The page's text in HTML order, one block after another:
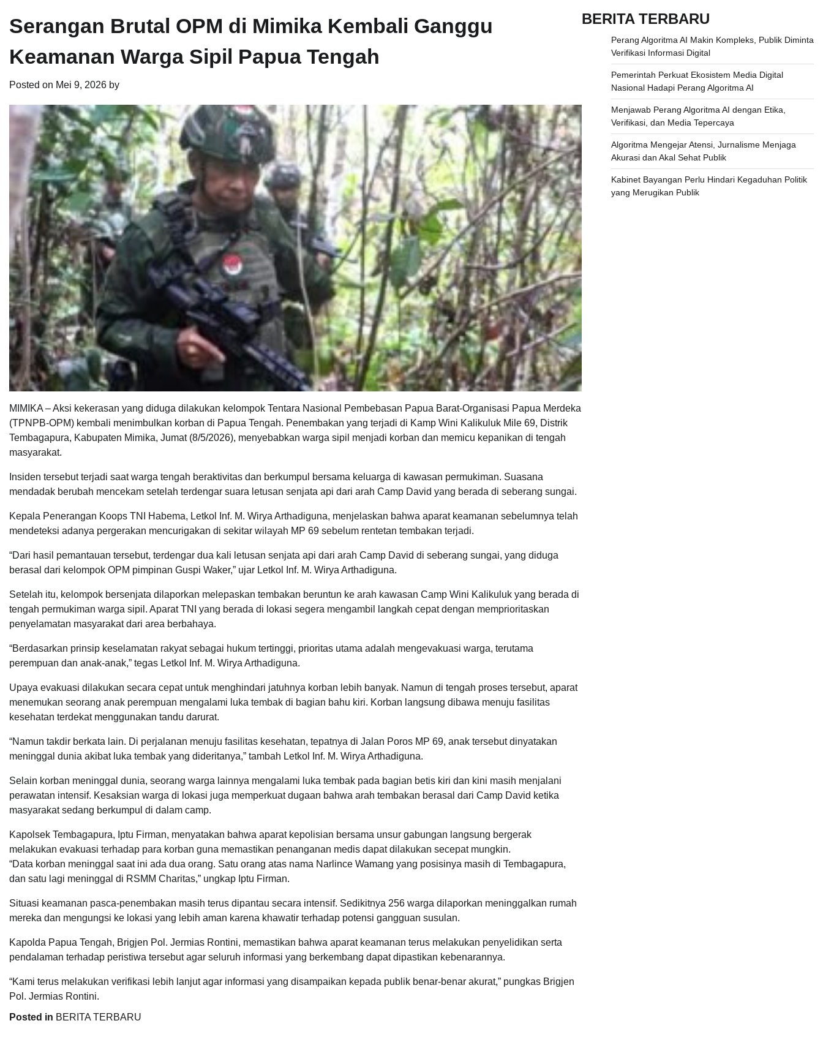
Serangan Brutal OPM di Mimika Kembali Ganggu
Keamanan Warga Sipil Papua Tengah
Posted on Mei 9, 2026 by
MIMIKA – Aksi kekerasan yang diduga dilakukan kelompok Tentara Nasional Pembebasan Papua Barat-Organisasi Papua Merdeka
(TPNPB-OPM) kembali menimbulkan korban di Papua Tengah. Penembakan yang terjadi di Kamp Wini Kalikuluk Mile 69, Distrik
Tembagapura, Kabupaten Mimika, Jumat (8/5/2026), menyebabkan warga sipil menjadi korban dan memicu kepanikan di tengah
masyarakat.
Insiden tersebut terjadi saat warga tengah beraktivitas dan berkumpul bersama keluarga di kawasan permukiman. Suasana
mendadak berubah mencekam setelah terdengar suara letusan senjata api dari arah Camp David yang berada di seberang sungai.
Kepala Penerangan Koops TNI Habema, Letkol Inf. M. Wirya Arthadiguna, menjelaskan bahwa aparat keamanan sebelumnya telah
mendeteksi adanya pergerakan mencurigakan di sekitar wilayah MP 69 sebelum rentetan tembakan terjadi.
“Dari hasil pemantauan tersebut, terdengar dua kali letusan senjata api dari arah Camp David di seberang sungai, yang diduga
berasal dari kelompok OPM pimpinan Guspi Waker,” ujar Letkol Inf. M. Wirya Arthadiguna.
Setelah itu, kelompok bersenjata dilaporkan melepaskan tembakan beruntun ke arah kawasan Camp Wini Kalikuluk yang berada di
tengah permukiman warga sipil. Aparat TNI yang berada di lokasi segera mengambil langkah cepat dengan memprioritaskan
penyelamatan masyarakat dari area berbahaya.
“Berdasarkan prinsip keselamatan rakyat sebagai hukum tertinggi, prioritas utama adalah mengevakuasi warga, terutama
perempuan dan anak-anak,” tegas Letkol Inf. M. Wirya Arthadiguna.
Upaya evakuasi dilakukan secara cepat untuk menghindari jatuhnya korban lebih banyak. Namun di tengah proses tersebut, aparat
menemukan seorang anak perempuan mengalami luka tembak di bagian bahu kiri. Korban langsung dibawa menuju fasilitas
kesehatan terdekat menggunakan tandu darurat.
“Namun takdir berkata lain. Di perjalanan menuju fasilitas kesehatan, tepatnya di Jalan Poros MP 69, anak tersebut dinyatakan
meninggal dunia akibat luka tembak yang dideritanya,” tambah Letkol Inf. M. Wirya Arthadiguna.
Selain korban meninggal dunia, seorang warga lainnya mengalami luka tembak pada bagian betis kiri dan kini masih menjalani
perawatan intensif. Kesaksian warga di lokasi juga memperkuat dugaan bahwa arah tembakan berasal dari Camp David ketika
masyarakat sedang berkumpul di dalam camp.
Kapolsek Tembagapura, Iptu Firman, menyatakan bahwa aparat kepolisian bersama unsur gabungan langsung bergerak
melakukan evakuasi terhadap para korban guna memastikan penanganan medis dapat dilakukan secepat mungkin.
“Data korban meninggal saat ini ada dua orang. Satu orang atas nama Narlince Wamang yang posisinya masih di Tembagapura,
dan satu lagi meninggal di RSMM Charitas,” ungkap Iptu Firman.
Situasi keamanan pasca-penembakan masih terus dipantau secara intensif. Sedikitnya 256 warga dilaporkan meninggalkan rumah
mereka dan mengungsi ke lokasi yang lebih aman karena khawatir terhadap potensi gangguan susulan.
Kapolda Papua Tengah, Brigjen Pol. Jermias Rontini, memastikan bahwa aparat keamanan terus melakukan penyelidikan serta
pendalaman terhadap peristiwa tersebut agar seluruh informasi yang berkembang dapat dipastikan kebenarannya.
“Kami terus melakukan verifikasi lebih lanjut agar informasi yang disampaikan kepada publik benar-benar akurat,” pungkas Brigjen
Pol. Jermias Rontini.
Posted in BERITA TERBARU
BERITA TERBARU
Perang Algoritma AI Makin Kompleks, Publik Diminta
Verifikasi Informasi Digital
Pemerintah Perkuat Ekosistem Media Digital
Nasional Hadapi Perang Algoritma AI
Menjawab Perang Algoritma AI dengan Etika,
Verifikasi, dan Media Tepercaya
Algoritma Mengejar Atensi, Jurnalisme Menjaga
Akurasi dan Akal Sehat Publik
Kabinet Bayangan Perlu Hindari Kegaduhan Politik
yang Merugikan Publik